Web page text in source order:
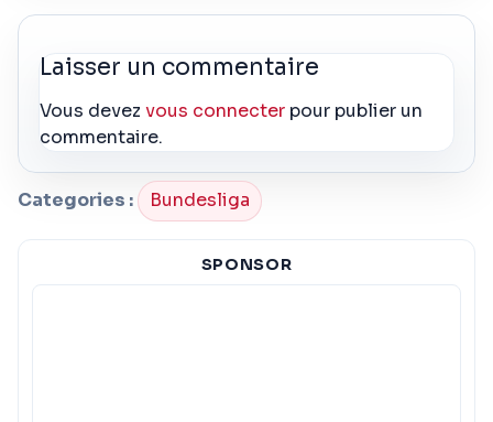
Laisser un commentaire
Vous devezvous connecter pour publier un
commentaire.
Categories : Bundesliga
SPONSOR